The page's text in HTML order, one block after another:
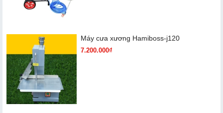
Máy cưa xương Hamiboss-j120
7.200.000₫